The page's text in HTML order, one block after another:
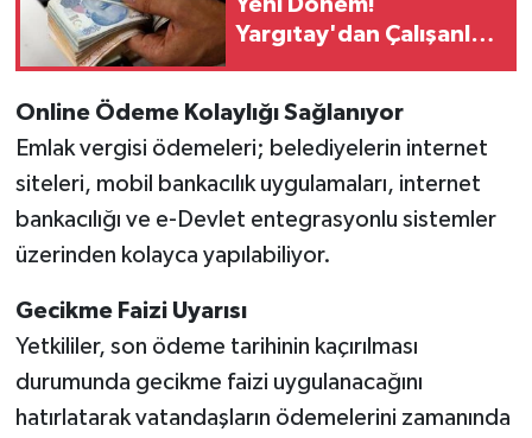
Yargıtay'dan Çalışanları
Online Ödeme Kolaylığı Sağlanıyor
Emlak vergisi ödemeleri; belediyelerin internet
siteleri, mobil bankacılık uygulamaları, internet
bankacılığı ve e-Devlet entegrasyonlu sistemler
üzerinden kolayca yapılabiliyor.
Gecikme Faizi Uyarısı
Yetkililer, son ödeme tarihinin kaçırılması
durumunda gecikme faizi uygulanacağını
hatırlatarak vatandaşların ödemelerini zamanında